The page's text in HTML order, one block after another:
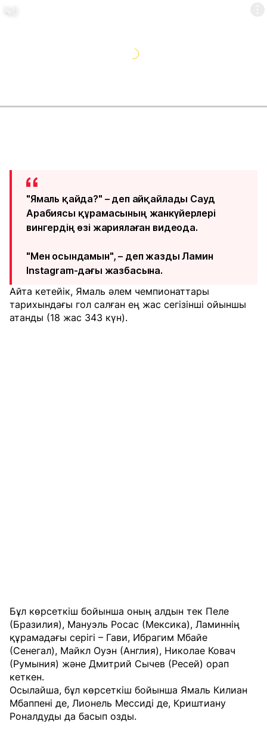
"Ямаль қайда?" – деп айқайлады Сауд
Арабиясы құрамасының жанкүйерлері
вингердің өзі жариялаған видеода.
"Мен осындамын", – деп жазды Ламин
Instagram-дағы жазбасына.
Айта кетейік, Ямаль әлем чемпионаттары
тарихындағы гол салған ең жас сегізінші ойыншы
атанды (18 жас 343 күн).
Бұл көрсеткіш бойынша оның алдын тек Пеле
(Бразилия), Мануэль Росас (Мексика), Ламиннің
құрамадағы серігі – Гави, Ибрагим Мбайе
(Сенегал), Майкл Оуэн (Англия), Николае Ковач
(Румыния) және Дмитрий Сычев (Ресей) орап
кеткен.
Осылайша, бұл көрсеткіш бойынша Ямаль Килиан
Мбаппені де, Лионель Мессиді де, Криштиану
Роналдуды да басып озды.